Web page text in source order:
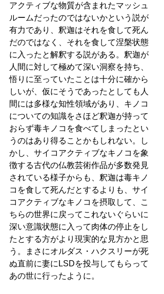
アクティブな物質が含まれたマッシュ
ルームだったのではないかという説が
有力であり、釈迦はそれを食して死ん
だのではなく、それを食して涅槃状態
に入ったと解釈する説がある。釈迦が
人間に対して極めて深い洞察を持ち、
悟りに至っていたことは十分に確から
しいが、仮にそうであったとしても人
間には多様な知性領域があり、キノコ
についての知識をさほど釈迦が持って
おらず毒キノコを食べてしまったとい
うのはあり得ることかもしれない。し
かし、サイコアクティブなキノコを象
徴する古代の仏教芸術作品が多数発見
されている様子からも、釈迦は毒キノ
コを食して死んだとするよりも、サイ
コアクティブなキノコを摂取して、こ
ちらの世界に戻ってこれないぐらいに
深い意識状態に入って肉体の停止をし
たとする方がより現実的な見方かと思
う。まさにオルダス・ハクスリーが死
ぬ直前に妻にLSDを投与してもらって
あの世に行ったように。